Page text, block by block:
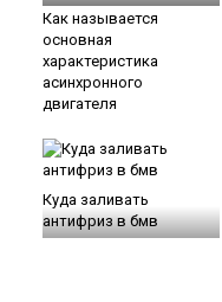
Как называется
основная
характеристика
асинхронного
двигателя
Куда заливать
антифриз в бмв